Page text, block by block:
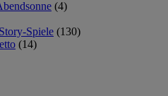
(4)
Spiele (130)
(14)